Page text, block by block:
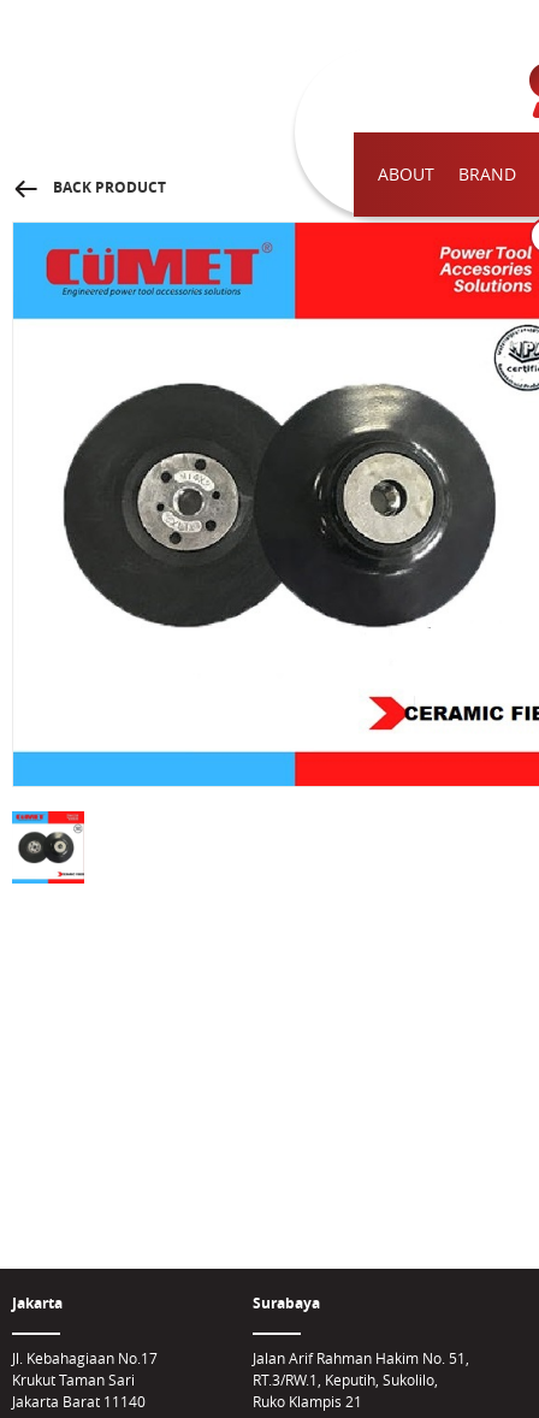
ABOUT BRAND
BACK PRODUCT
Jakarta
Jl. Kebahagiaan No.17
Krukut Taman Sari
Jakarta Barat 11140
Surabaya
Jalan Arif Rahman Hakim No. 51,
RT.3/RW.1, Keputih, Sukolilo,
Ruko Klampis 21